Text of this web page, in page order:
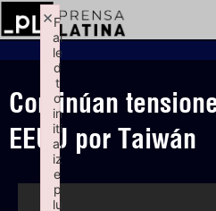
Continúan
EEUU por Taiwán
F
ai
le
d
t
o
in
iti
al
iz
e
p
lu
×